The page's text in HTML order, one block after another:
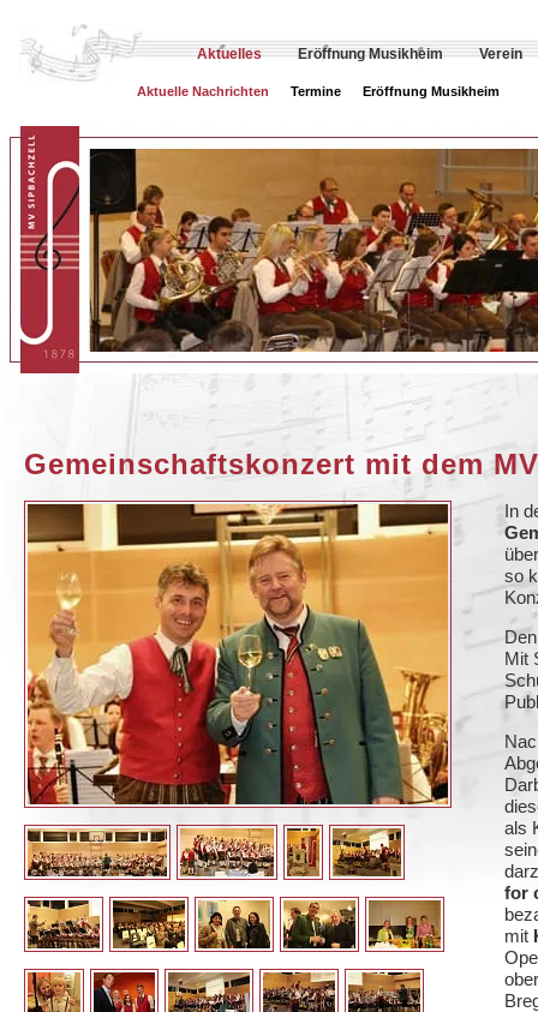
Aktuelles Eröffnung Musikheim Verein
Aktuelle Nachrichten Termine Eröffnung Musikheim
Gemeinschaftskonzert mit dem
In
so
Mit
als
for
mit